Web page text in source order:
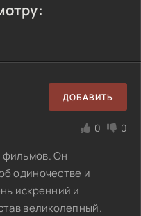
ДОБАВИТЬ
0 0
Он
одиночестве и
искренний и
великолепный.